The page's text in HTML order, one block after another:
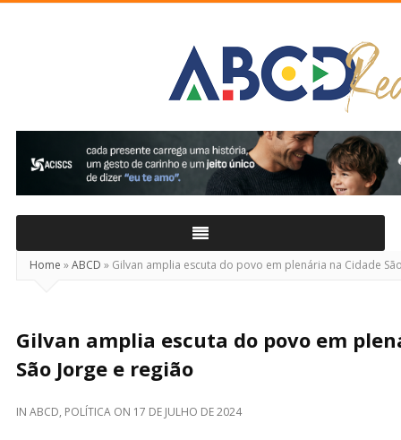
Home »ABCD » Gilvan amplia escuta do povo em plenária na Cidade
Gilvan amplia escuta do povo em
São Jorge e região
IN ABCD, POLÍTICA ON 17 DE JULHO DE 2024